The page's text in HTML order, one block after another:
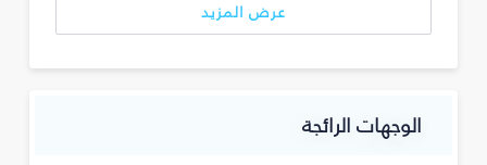
عرض المزيد
الوجهات الرائجة